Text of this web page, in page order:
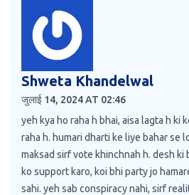
Shweta Khandelwal
जुलाई 14, 2024 AT 02:46
yeh kya ho raha h bhai, aisa lagta h ki
raha h. humari dharti ke liye bahar se
maksad sirf vote khinchnah h. desh ki
ko support karo, koi bhi party jo
sahi. yeh sab conspiracy nahi, sirf